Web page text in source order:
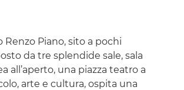
Piano, sito a pochi
da tre splendide sale, sala
all’aperto, una piazza teatro a
arte e cultura, ospita una